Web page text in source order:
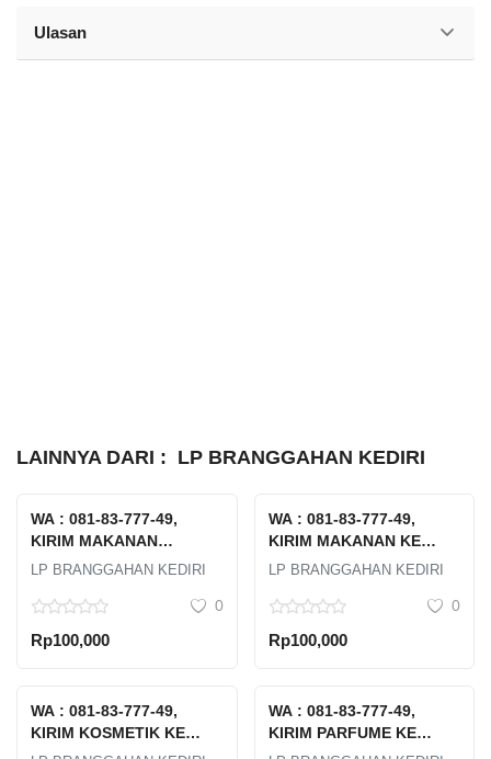
Ulasan
LAINNYA DARI : LP BRANGGAHAN KEDIRI
WA : 081-83-777-49,
KIRIM MAKANAN
KELUAR NEGERI MURAH
LP BRANGGAHAN KEDIRI
0
Rp100,000
WA : 081-83-777-49,
KIRIM MAKANAN KE
BRUNEI YANG MURAH DI
LP BRANGGAHAN KEDIRI
0
Rp100,000
WA : 081-83-777-49,
KIRIM KOSMETIK KE
TAIWAN MURAH DI
WA : 081-83-777-49,
KIRIM PARFUME KE
MALAYSIA MURAH DI